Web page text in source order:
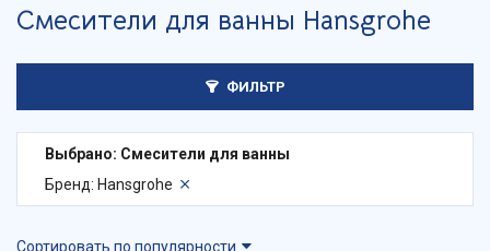
Смесители для ванны Hansgrohe
ФИЛЬТР
Выбрано: Смесители для ванны
Бренд: Hansgrohe
Сортировать по популярности